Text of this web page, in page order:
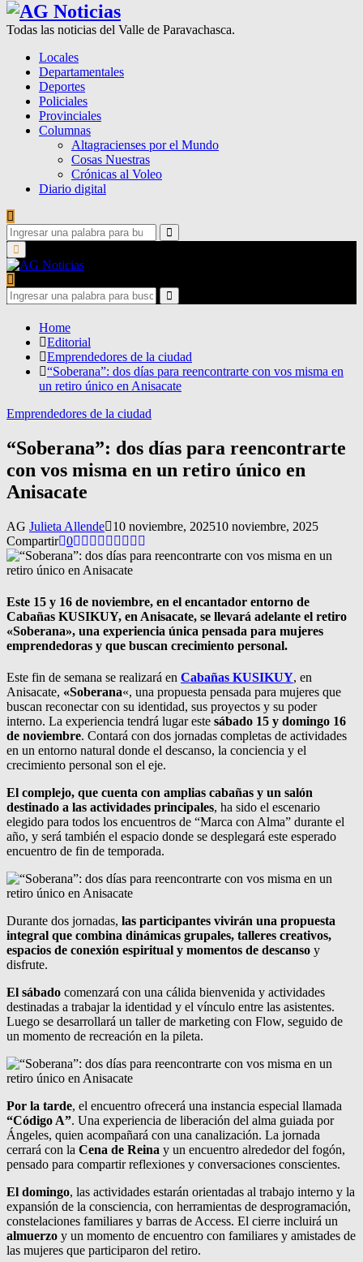
Todas las noticias del Valle de Paravachasca.
Locales
Departamentales
Deportes
Policiales
Provinciales
Columnas
Altagracienses por el Mundo
Cosas Nuestras
Crónicas al Voleo
Diario digital
Search
for:
Search
Primary
Menu
Search
for:
Search
Home
Editorial
Emprendedores de la ciudad
“Soberana”: dos días para reencontrarte con vos misma en
un retiro único en Anisacate
Emprendedores de la ciudad
“Soberana”: dos días para reencontrarte
con vos misma en un retiro único en
Anisacate
AG Julieta Allende 10 noviembre, 202510 noviembre, 2025
Compartir 0
Este 15 y 16 de noviembre, en el encantador entorno de
Cabañas KUSIKUY, en Anisacate, se llevará adelante el retiro
«Soberana», una experiencia única pensada para mujeres
emprendedoras y que buscan crecimiento personal.
Este fin de semana se realizará en Cabañas KUSIKUY, en
Anisacate, «Soberana«, una propuesta pensada para mujeres que
buscan reconectar con su identidad, sus proyectos y su poder
interno. La experiencia tendrá lugar este sábado 15 y domingo 16
de noviembre. Contará con dos jornadas completas de actividades
en un entorno natural donde el descanso, la conciencia y el
crecimiento personal son el eje.
El complejo, que cuenta con amplias cabañas y un salón
destinado a las actividades principales, ha sido el escenario
elegido para todos los encuentros de “Marca con Alma” durante el
año, y será también el espacio donde se desplegará este esperado
encuentro de fin de temporada.
Durante dos jornadas, las participantes vivirán una propuesta
integral que combina dinámicas grupales, talleres creativos,
espacios de conexión espiritual y momentos de descanso y
disfrute.
El sábado comenzará con una cálida bienvenida y actividades
destinadas a trabajar la identidad y el vínculo entre las asistentes.
Luego se desarrollará un taller de marketing con Flow, seguido de
un momento de recreación en la pileta.
Por la tarde, el encuentro ofrecerá una instancia especial llamada
“Código A”. Una experiencia de liberación del alma guiada por
Ángeles, quien acompañará con una canalización. La jornada
cerrará con la Cena de Reina y un encuentro alrededor del fogón,
pensado para compartir reflexiones y conversaciones conscientes.
El domingo, las actividades estarán orientadas al trabajo interno y la
expansión de la consciencia, con herramientas de desprogramación,
constelaciones familiares y barras de Access. El cierre incluirá un
almuerzo y un momento de encuentro con familiares y amistades de
las mujeres que participaron del retiro.